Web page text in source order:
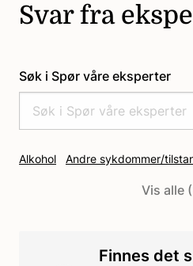
Svar fra
Søk i Spør våre eksperter
Alkohol Andre sykdommer/
Grunnstønad
Vis alle
Finnes det